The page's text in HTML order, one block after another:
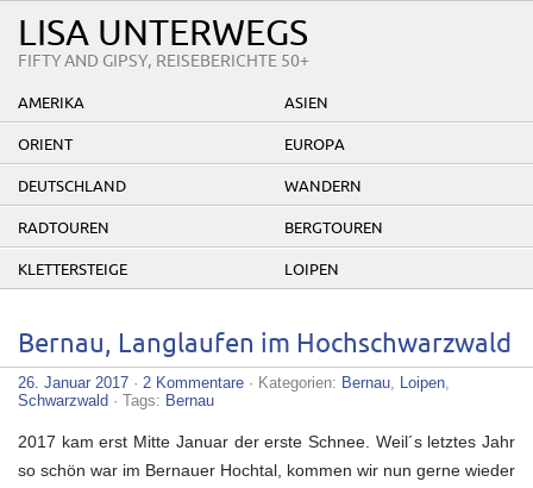
LISA UNTERWEGS
FIFTY AND GIPSY, REISEBERICHTE 50+
AMERIKA ASIEN
ORIENT EUROPA
DEUTSCHLAND WANDERN
RADTOUREN BERGTOUREN
KLETTERSTEIGE LOIPEN
Bernau, Langlaufen im Hochschwarzwald
26. Januar 2017 · 2 Kommentare · Kategorien: Bernau, Loipen,
Schwarzwald · Tags: Bernau
2017 kam erst Mitte Januar der erste Schnee. Weil´s letztes Jahr
so schön war im Bernauer Hochtal, kommen wir nun gerne wieder